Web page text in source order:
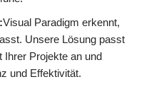
Visual Paradigm erkennt,
Unsere Lösung passt
Projekte an und
und Effektivität.